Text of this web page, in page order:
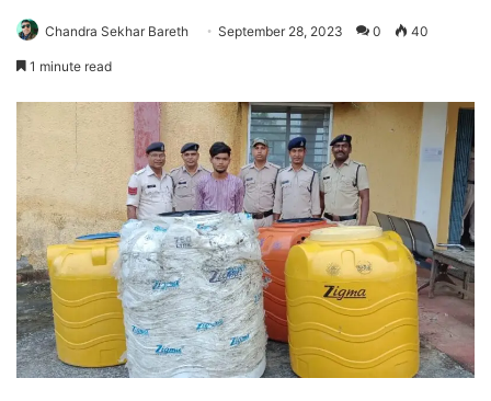
Chandra Sekhar Bareth September 28, 2023 0 40
1 minute read